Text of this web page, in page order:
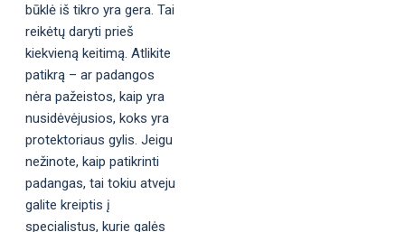
būklė iš tikro yra gera. Tai
reikėtų daryti prieš
kiekvieną keitimą. Atlikite
patikrą – ar padangos
nėra pažeistos, kaip yra
nusidėvėjusios, koks yra
protektoriaus gylis. Jeigu
nežinote, kaip patikrinti
padangas, tai tokiu atveju
galite kreiptis į
specialistus, kurie galės